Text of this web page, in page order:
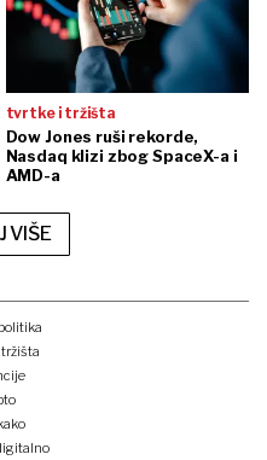
tvrtke i tržišta
Dow Jones ruši rekorde,
Nasdaq klizi zbog SpaceX-a i
AMD-a
VIŠE